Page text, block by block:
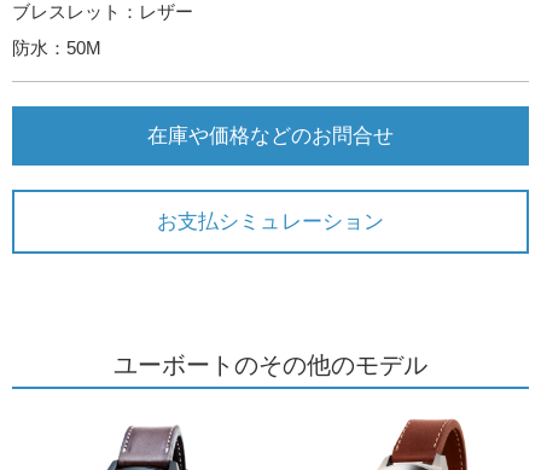
ブレスレット：レザー
防水：50M
在庫や価格などのお問合せ
お支払シミュレーション
ユーボートのその他のモデル